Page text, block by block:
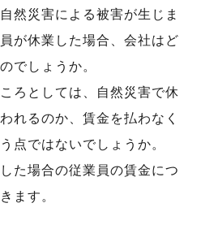
然災害による被害が生じま
が休業した場合、会社はど
でしょうか。
ろとしては、自然災害で休
れるのか、賃金を払わなく
点ではないでしょうか。
た場合の従業員の賃金につ
ます。